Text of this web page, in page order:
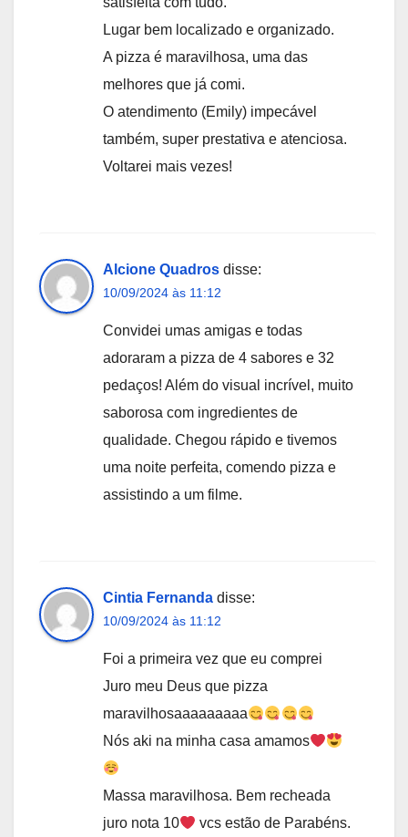
Lugar bem localizado e organizado.
A pizza é maravilhosa, uma das
melhores que já comi.
O atendimento (Emily) impecável
também, super prestativa e atenciosa.
Voltarei mais vezes!
Alcione Quadros disse:
10/09/2024 às 11:12
Convidei umas amigas e todas
adoraram a pizza de 4 sabores e 32
pedaços! Além do visual incrível, muito
saborosa com ingredientes de
qualidade. Chegou rápido e tivemos
uma noite perfeita, comendo pizza e
assistindo a um filme.
Cintia Fernanda disse:
10/09/2024 às 11:12
Foi a primeira vez que eu comprei
Juro meu Deus que pizza
maravilhosaaaaaaaaa
Nós aki na minha casa amamos
Massa maravilhosa. Bem recheada
juro nota 10
vcs estão de Parabéns.